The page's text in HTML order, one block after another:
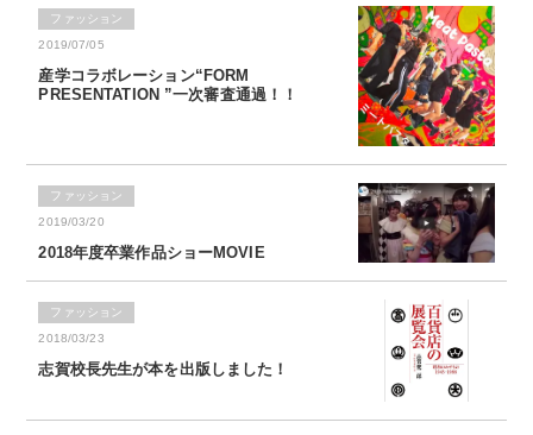
ファッション
2019/07/05
産学コラボレーション“FORM
PRESENTATION ”一次審査通過！！
ファッション
2019/03/20
2018年度卒業作品ショーMOVIE
ファッション
2018/03/23
志賀校長先生が本を出版しました！